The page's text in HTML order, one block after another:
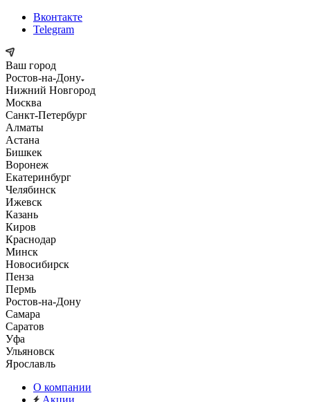
Вконтакте
Telegram
Ваш город
Ростов-на-Дону
Нижний Новгород
Москва
Санкт-Петербург
Алматы
Астана
Бишкек
Воронеж
Екатеринбург
Челябинск
Ижевск
Казань
Киров
Краснодар
Минск
Новосибирск
Пенза
Пермь
Ростов-на-Дону
Самара
Саратов
Уфа
Ульяновск
Ярославль
О компании
Акции